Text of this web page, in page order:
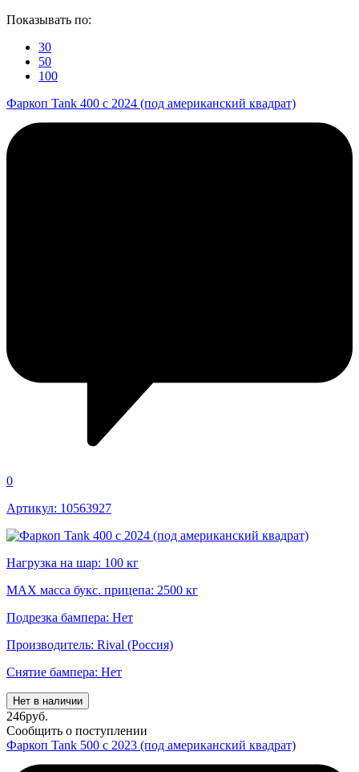
Показывать по:
30
50
100
Фаркоп Tank 400 с 2024 (под американский квадрат)
0
Артикул: 10563927
Нагрузка на шар: 100 кг
MAX масса букс. прицепа: 2500 кг
Подрезка бампера: Нет
Производитель: Rival (Россия)
Снятие бампера: Нет
Нет в наличии
246руб.
Сообщить о поступлении
Фаркоп Tank 500 с 2023 (под американский квадрат)